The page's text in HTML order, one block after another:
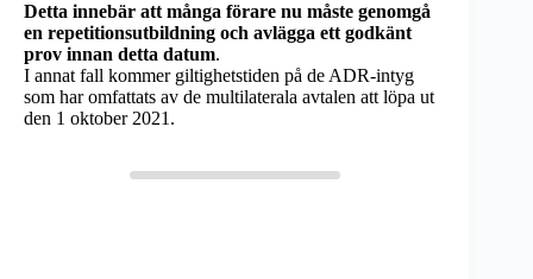
Detta innebär att många förare nu måste genomgå
en repetitionsutbildning och avlägga ett godkänt
prov innan detta datum.
I annat fall kommer giltighetstiden på de ADR-intyg
som har omfattats av de multilaterala avtalen att löpa ut
den 1 oktober 2021.